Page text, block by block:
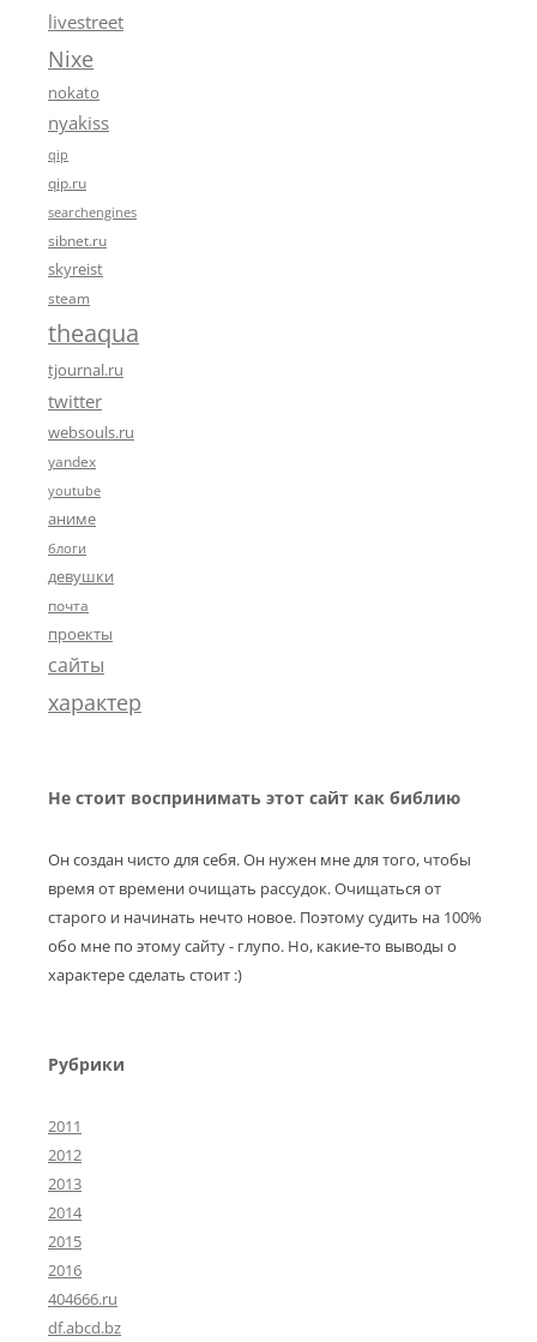
livestreet
Nixe
nokato
nyakiss
qip
qip.ru
searchengines
sibnet.ru
skyreist
steam
theaqua
tjournal.ru
twitter
websouls.ru
yandex
youtube
аниме
блоги
девушки
почта
проекты
сайты
характер
Не стоит воспринимать этот сайт как библию
Он создан чисто для себя. Он нужен мне для того, чтобы
время от времени очищать рассудок. Очищаться от
старого и начинать нечто новое. Поэтому судить на 100%
обо мне по этому сайту - глупо. Но, какие-то выводы о
характере сделать стоит :)
Рубрики
2011
2012
2013
2014
2015
2016
404666.ru
df.abcd.bz